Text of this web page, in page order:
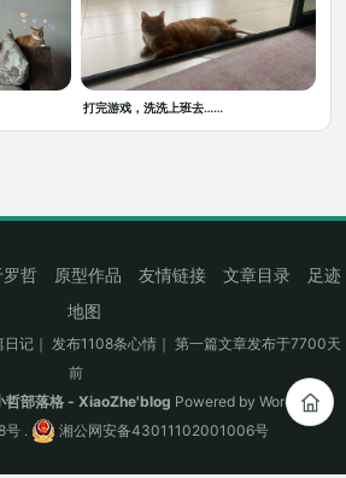
打完游戏，洗洗上班去……
罗哲 原型作品 友情链接 文章目录
足迹
地图
记｜ 发布1108条心情｜ 第一篇文章发布于7700天
前
哲部落格 - XiaoZhe'blog Powered by WordPress
号 . 湘公网安备43011102001006号